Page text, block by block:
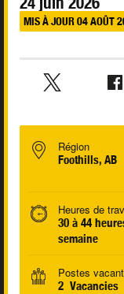
MIS À JOUR 04 AOÛT
Région
Foothills, AB
Heures de
30 à 44
semaine
Postes
2 Vacancies